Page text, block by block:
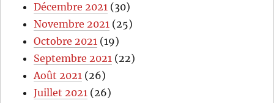
Décembre 2021 (30)
Novembre 2021 (25)
Octobre 2021 (19)
Septembre 2021 (22)
Août 2021 (26)
Juillet 2021 (26)